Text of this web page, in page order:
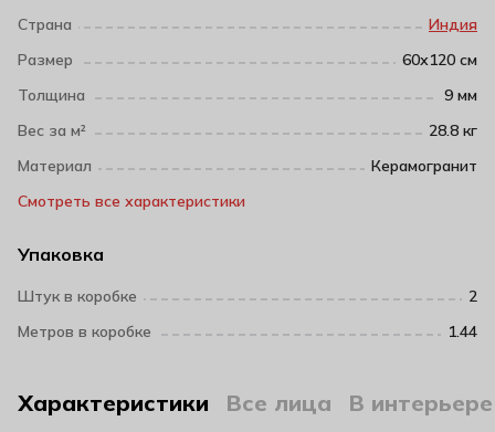
Страна
Индия
Размер
60х120 см
Толщина
9 мм
Вес за м²
28.8 кг
Материал
Керамогранит
Смотреть все характеристики
Упаковка
Штук в коробке
2
Метров в коробке
1.44
Характеристики Все лица В интерьере